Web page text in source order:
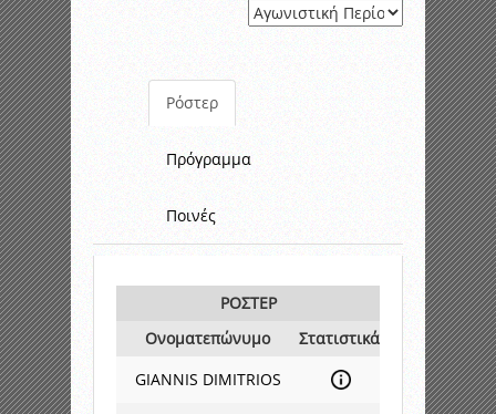
Ρόστερ
Πρόγραμμα
Ποινές
ΡΟΣΤΕΡ
Ονοματεπώνυμο
Στατιστικά
GIANNIS DIMITRIOS